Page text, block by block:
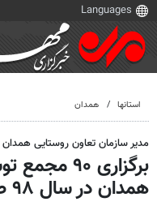
استانها همدان
مدیر سازمان تعاون روستایی همدان
برگزاری
همدان در سال ۹۸ طی سال جاری